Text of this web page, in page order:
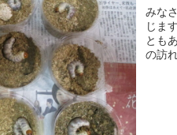
みな
じま
とも
の訪